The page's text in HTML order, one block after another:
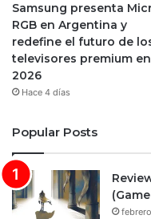
Samsung presenta
RGB en Argentina y
redefine el futuro de
televisores premium en
2026
Hace 4 días
Popular Posts